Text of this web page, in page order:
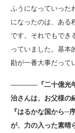
ふうになっていった
になったのは、ある
です。それでもでき
っていました。基本
勘が一番大事だって
――――『二十億光年
治さんは、お父様の
『はるかな国から─
が、力の入った素晴